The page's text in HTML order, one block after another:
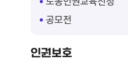
공모전
인권보호